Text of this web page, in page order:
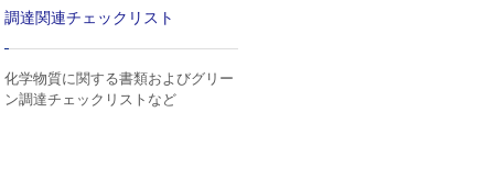
調達関連チェックリスト
化学物質に関する書類およびグリー
ン調達チェックリストなど